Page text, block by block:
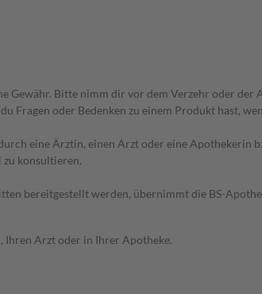
Bitte nimm dir vor dem Verzehr oder
Fragen oder Bedenken zu einem Produkt hast,
eine Ärztin, einen Arzt oder eine Apothekerin
konsultieren.
bereitgestellt werden, übernimmt die BS-
Ihren Arzt oder in Ihrer Apotheke.